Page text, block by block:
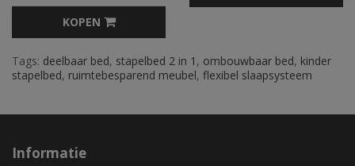
KOPEN
Tags: deelbaar bed, stapelbed 2 in 1 , ombouwbaar bed, kinder
stapelbed, ruimtebesparend meubel, flexibel slaapsysteem
Informatie